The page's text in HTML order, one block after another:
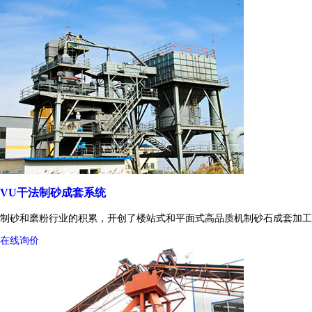
VU干法制砂成套系统
制砂和磨粉行业的积累，开创了楼站式和平面式高品质机制砂石成套加
在线询价